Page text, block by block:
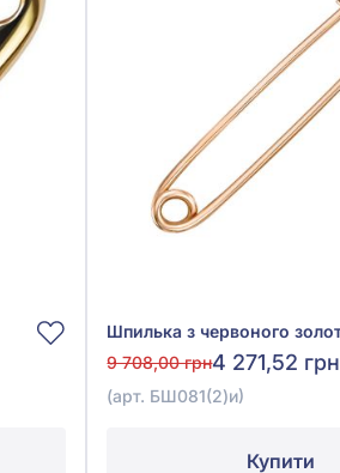
9 708,00 грн4 271,52 грн
(арт. БШ081(2)и)
Купити